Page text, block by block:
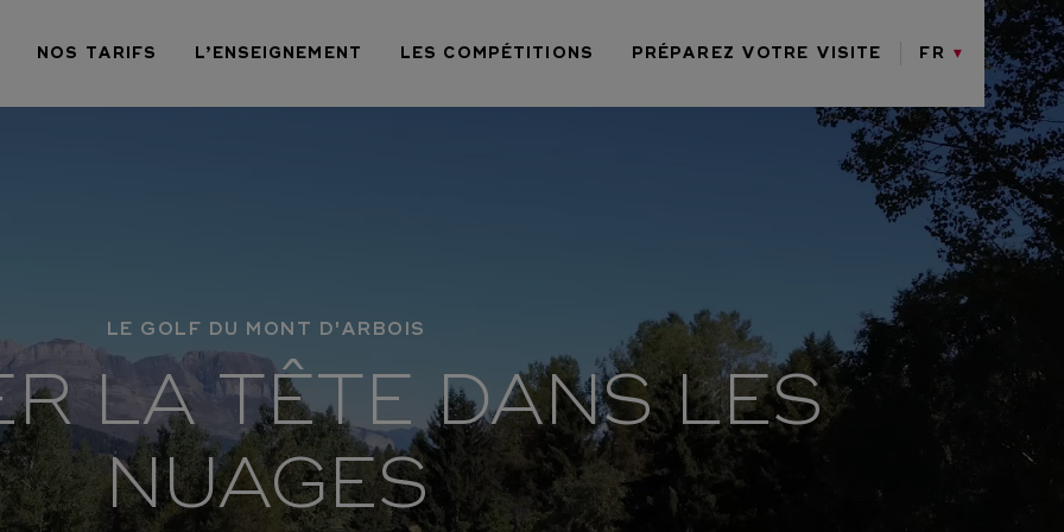
NOS TARIFS L’ENSEIGNEMENT LES COMPÉTITIONS PRÉPAREZ VOTRE VISITE FR
LE GOLF DU MONT D'ARBOIS
LA TÊTE DANS LES
NUAGES